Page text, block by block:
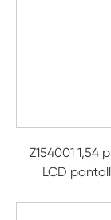
Z154001 1,54
LCD